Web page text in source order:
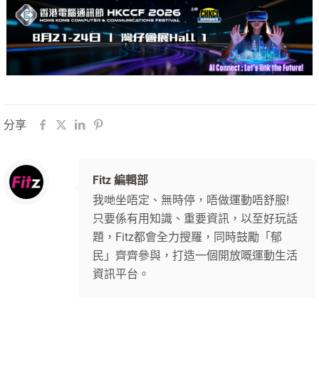
分享
Fitz 編輯部
我哋坐唔定、無時停，唔做運動唔舒服!
只要係有用知識、重要資訊，以至好玩話
題，Fitz都會全力搜羅，同時鼓勵「郁
民」齊齊參與，打造一個開放嘅運動生活
資訊平台。